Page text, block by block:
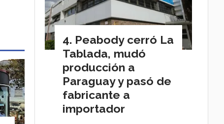
Peabody cerró La
Tablada, mudó
producción a
Paraguay y pasó de
fabricante a
importador